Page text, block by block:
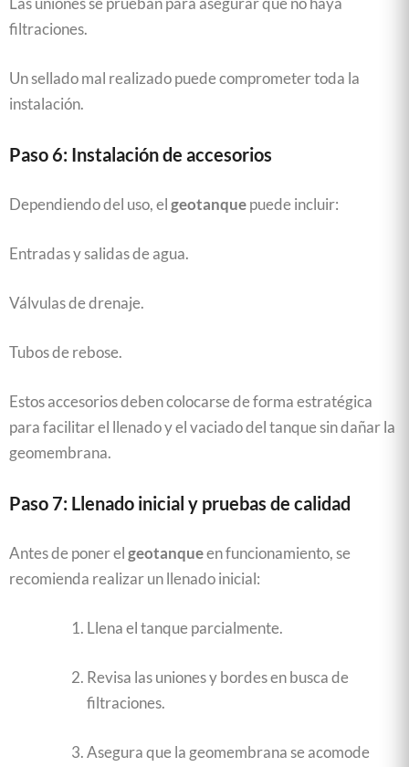
filtraciones.
Un sellado mal realizado puede comprometer toda la
instalación.
Paso 6: Instalación de accesorios
Dependiendo del uso, elgeotanquepuede incluir:
Entradas y salidas de agua.
Válvulas de drenaje.
Tubos de rebose.
Estos accesorios deben colocarse de forma estratégica
para facilitar el llenado y el vaciado del tanque sin dañar la
geomembrana.
Paso 7: Llenado inicial y pruebas de calidad
Antes de poner elgeotanqueen funcionamiento, se
recomienda realizar un llenado inicial:
Llena el tanque parcialmente.
Revisa las uniones y bordes en busca de
filtraciones.
Asegura que la geomembrana se acomode